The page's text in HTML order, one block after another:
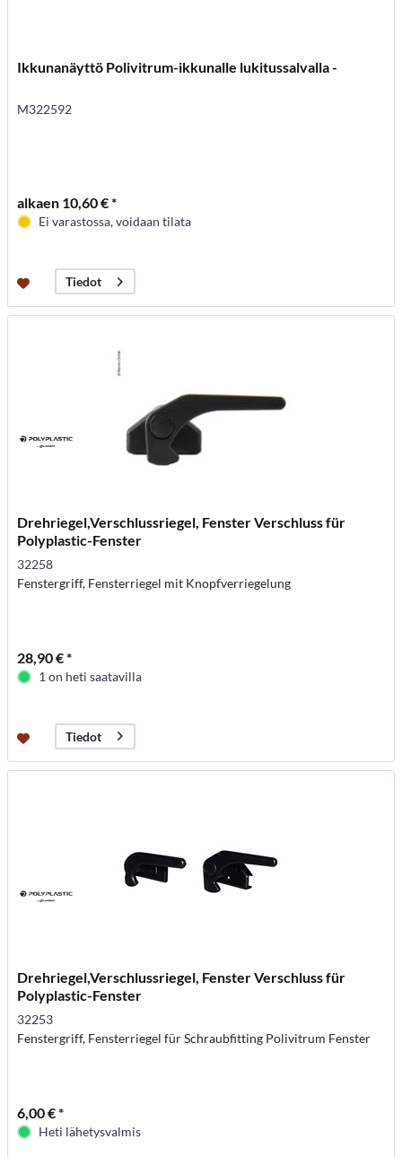
Ikkunanäyttö Polivitrum-ikkunalle lukitussalvalla -
M322592
alkaen 10,60 € *
Ei varastossa, voidaan tilata
Tiedot
Drehriegel,Verschlussriegel, Fenster Verschluss für
Polyplastic-Fenster
32258
Fenstergriff, Fensterriegel mit Knopfverriegelung
28,90 € *
1 on heti saatavilla
Tiedot
Drehriegel,Verschlussriegel, Fenster Verschluss für
Polyplastic-Fenster
32253
Fenstergriff, Fensterriegel für Schraubfitting Polivitrum Fenster
6,00 € *
Heti lähetysvalmis